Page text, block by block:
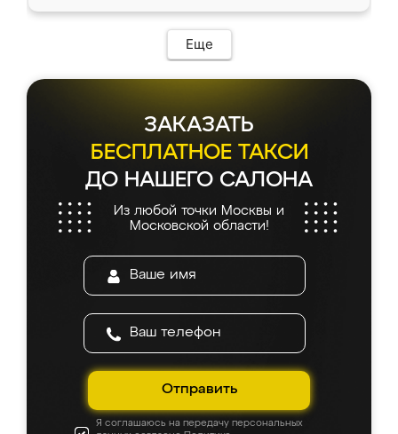
Еще
ЗАКАЗАТЬ
БЕСПЛАТНОЕ ТАКСИ
ДО НАШЕГО САЛОНА
Из любой точки Москвы и
Московской области!
Отправить
Я соглашаюсь на передачу персональных